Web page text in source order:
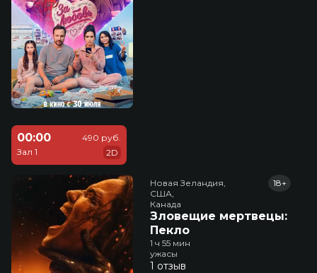
00:00
Зал 1
490 руб.
2D
Новая Зеландия,
США,
Канада
Зловещие мертвецы:
Пекло
18+
1 ч 55 мин
ужасы
1 отзыв